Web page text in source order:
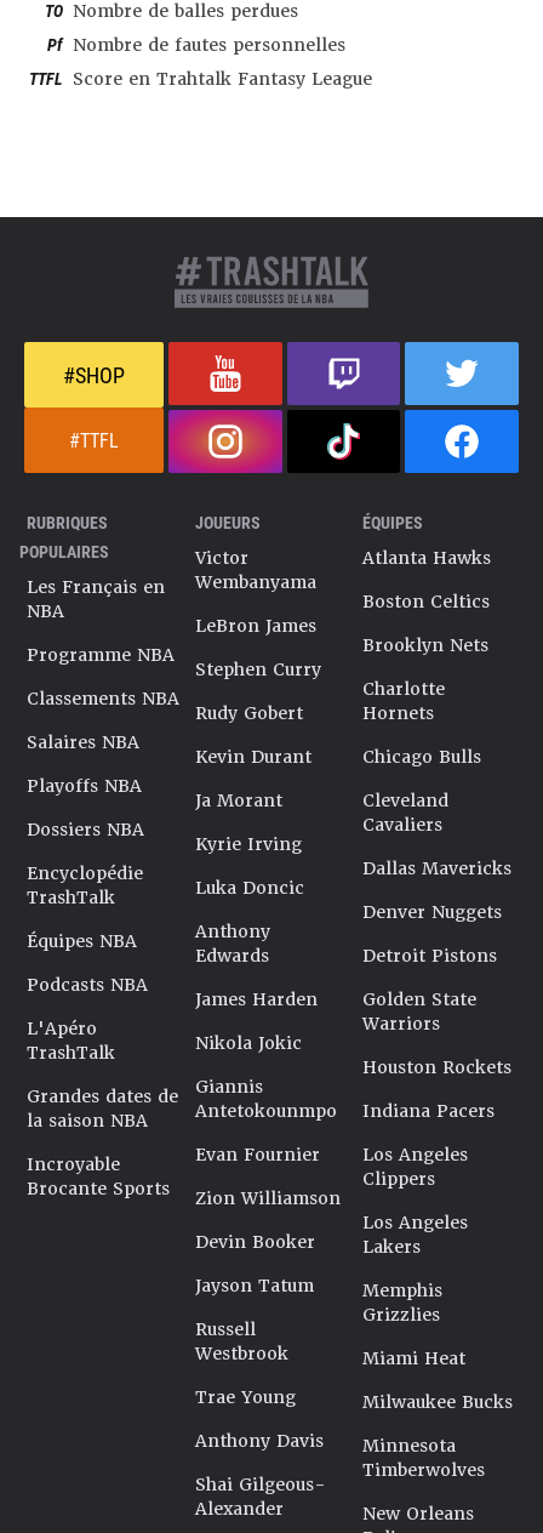
TO Nombre de balles perdues
Pf Nombre de fautes personnelles
TTFL Score en Trahtalk Fantasy League
#SHOP
#TTFL
RUBRIQUES
POPULAIRES
Les Français en
NBA
Programme NBA
Classements NBA
Salaires NBA
Playoffs NBA
Dossiers NBA
Encyclopédie
TrashTalk
Équipes NBA
Podcasts NBA
L'Apéro
TrashTalk
Grandes dates de
la saison NBA
Incroyable
Brocante Sports
JOUEURS
Victor
Wembanyama
LeBron James
Stephen Curry
Rudy Gobert
Kevin Durant
Ja Morant
Kyrie Irving
Luka Doncic
Anthony
Edwards
James Harden
Nikola Jokic
Giannis
Antetokounmpo
Evan Fournier
Zion Williamson
Devin Booker
Jayson Tatum
Russell
Westbrook
Trae Young
Anthony Davis
Shai Gilgeous-
Alexander
ÉQUIPES
Atlanta Hawks
Boston Celtics
Brooklyn Nets
Charlotte
Hornets
Chicago Bulls
Cleveland
Cavaliers
Dallas Mavericks
Denver Nuggets
Detroit Pistons
Golden State
Warriors
Houston Rockets
Indiana Pacers
Los Angeles
Clippers
Los Angeles
Lakers
Memphis
Grizzlies
Miami Heat
Milwaukee Bucks
Minnesota
Timberwolves
New Orleans